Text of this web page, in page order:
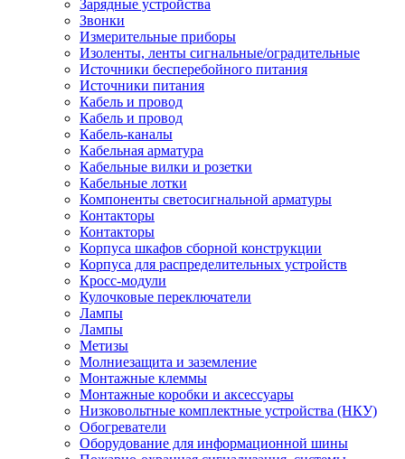
Зарядные устройства
Звонки
Измерительные приборы
Изоленты, ленты сигнальные/оградительные
Источники бесперебойного питания
Источники питания
Кабель и провод
Кабель и провод
Кабель-каналы
Кабельная арматура
Кабельные вилки и розетки
Кабельные лотки
Компоненты светосигнальной арматуры
Контакторы
Контакторы
Корпуса шкафов сборной конструкции
Корпуса для распределительных устройств
Кросс-модули
Кулочковые переключатели
Лампы
Лампы
Метизы
Молниезащита и заземление
Монтажные клеммы
Монтажные коробки и аксессуары
Низковольтные комплектные устройства (НКУ)
Обогреватели
Оборудование для информационной шины